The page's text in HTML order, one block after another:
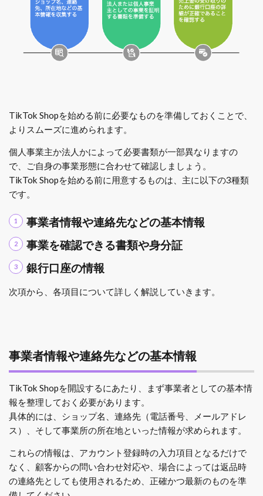
TikTok Shopを始める前に必要なものを準備しておくことで、
よりスムーズに進められます。
個人事業主か法人かによって必要書類が一部異なりますの
で、ご自身の事業形態に合わせて確認しましょう。
TikTok Shopを始める前に用意するものは、主に以下の3種類
です。
事業者情報や連絡先などの基本情報
事業を確認できる書類や身分証
銀行口座の情報
次項から、各項目について詳しく解説していきます。
事業者情報や連絡先などの基本情報
TikTok Shopを開設するにあたり、まず事業者としての基本情
報を整理しておく必要があります。
具体的には、ショップ名、連絡先（電話番号、メールアドレ
ス）、そして事業所の所在地といった情報が求められます。
これらの情報は、アカウント登録時の入力項目となるだけで
なく、顧客からの問い合わせ対応や、場合によっては返品時
の連絡先としても使用されるため、正確かつ最新のものを準